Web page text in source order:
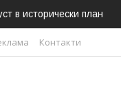
в исторически план
Контакти